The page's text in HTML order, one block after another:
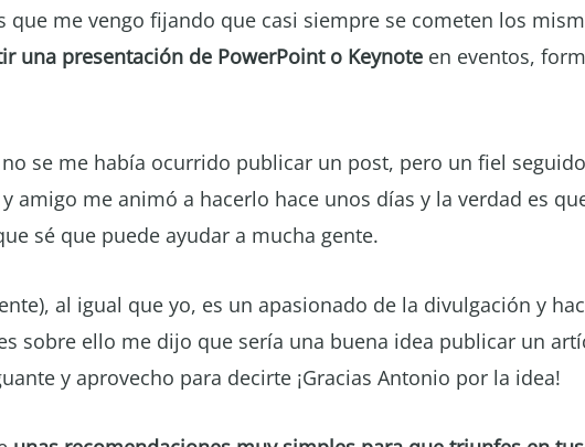
que me vengo fijando que casi siempre se cometen los
una presentación de PowerPoint o Keynote en eventos,
se me había ocurrido publicar un post, pero un fiel
amigo me animó a hacerlo hace unos días y la verdad es
sé que puede ayudar a mucha gente.
al igual que yo, es un apasionado de la divulgación y
sobre ello me dijo que sería una buena idea publicar un
y aprovecho para decirte ¡Gracias Antonio por la idea!